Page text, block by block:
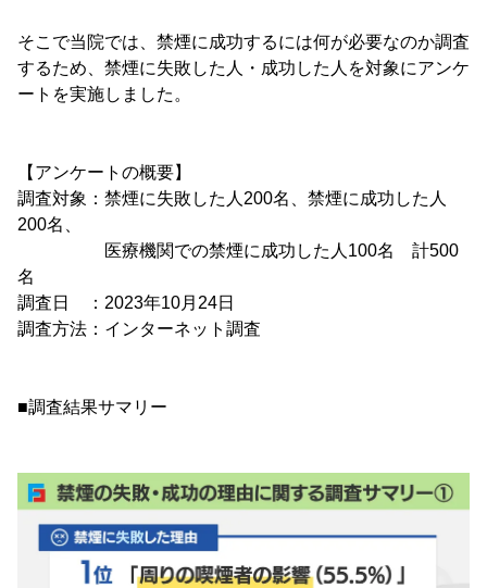
そこで当院では、禁煙に成功するには何が必要なのか調査
するため、禁煙に失敗した人・成功した人を対象にアンケ
ートを実施しました。
【アンケートの概要】
調査対象：禁煙に失敗した人200名、禁煙に成功した人
200名、
医療機関での禁煙に成功した人100名 計500
名
調査日 ：2023年10月24日
調査方法：インターネット調査
■調査結果サマリー